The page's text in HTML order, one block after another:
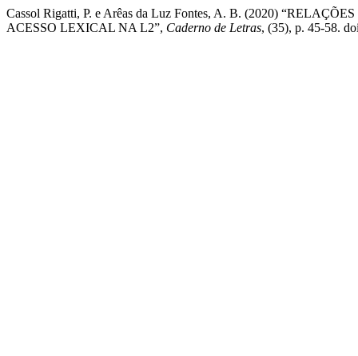
Cassol Rigatti, P. e Arêas da Luz Fontes, A. B. (2020)
ACESSO LEXICAL NA L2”, Caderno de Letras, (35), p. 45-58.